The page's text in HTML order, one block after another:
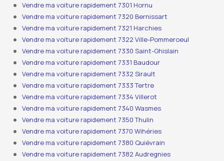
Vendre ma voiture rapidement 7301 Hornu
Vendre ma voiture rapidement 7320 Bernissart
Vendre ma voiture rapidement 7321 Harchies
Vendre ma voiture rapidement 7322 Ville-Pommeroeul
Vendre ma voiture rapidement 7330 Saint-Ghislain
Vendre ma voiture rapidement 7331 Baudour
Vendre ma voiture rapidement 7332 Sirault
Vendre ma voiture rapidement 7333 Tertre
Vendre ma voiture rapidement 7334 Villerot
Vendre ma voiture rapidement 7340 Wasmes
Vendre ma voiture rapidement 7350 Thulin
Vendre ma voiture rapidement 7370 Wihéries
Vendre ma voiture rapidement 7380 Quiévrain
Vendre ma voiture rapidement 7382 Audregnies